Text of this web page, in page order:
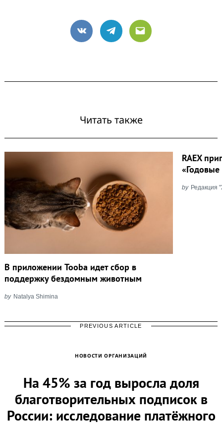
VK Telegram
Email
Читать также
В приложении Tooba идет сбор в
поддержку бездомным животным
by Natalya Shimina
RAEX
by Редакция
PREVIOUS ARTICLE
НОВОСТИ ОРГАНИЗАЦИЙ
На 45% за год выросла доля
благотворительных подписок в
России: исследование платёжного